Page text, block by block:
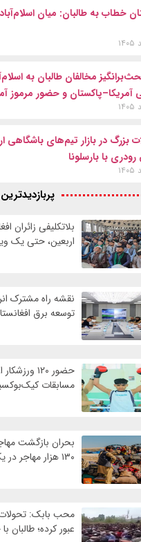
خطاب به طالبان: میان
مخالفان طالبان به
آمریکا–پاکستان و حضور مرموز
بزرگ در بازار تیم‌های باشگاهی
رودری با بارسلونا
بلاتکلیفی زائران
اربعین، حتی یک
توسعه برق
مسابقات
بحران بازگشت
۱۳۰ هزار مهاجر در یک ماه
محب بابک:
عبور کرده؛